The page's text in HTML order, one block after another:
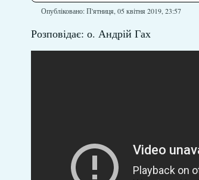
Опубліковано: П'ятниця, 05 квітня 2019, 23:57
Розповідає: о. Андрій Гах